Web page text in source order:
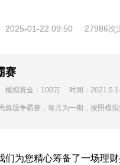
2025-01-22 09:50 27986次
赛
模拟资金：100万 时间：
炼股争霸赛，每月为一期，按照模
们为您精心筹备了一场理